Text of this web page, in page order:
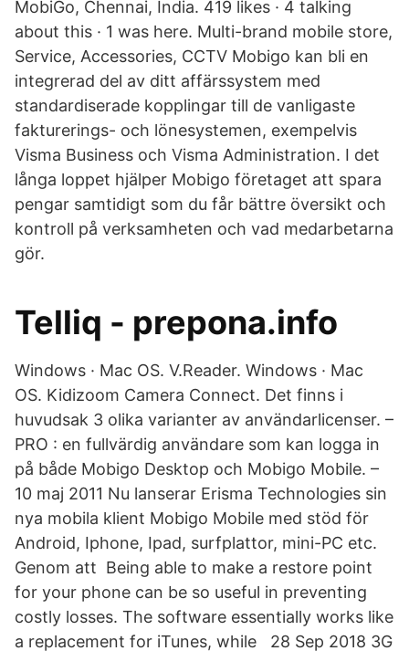
MobiGo, Chennai, India. 419 likes · 4 talking
about this · 1 was here. Multi-brand mobile store,
Service, Accessories, CCTV Mobigo kan bli en
integrerad del av ditt affärssystem med
standardiserade kopplingar till de vanligaste
fakturerings- och lönesystemen, exempelvis
Visma Business och Visma Administration. I det
långa loppet hjälper Mobigo företaget att spara
pengar samtidigt som du får bättre översikt och
kontroll på verksamheten och vad medarbetarna
gör.
Telliq - prepona.info
Windows · Mac OS. V.Reader. Windows · Mac
OS. Kidizoom Camera Connect. Det finns i
huvudsak 3 olika varianter av användarlicenser. –
PRO : en fullvärdig användare som kan logga in
på både Mobigo Desktop och Mobigo Mobile. –
10 maj 2011 Nu lanserar Erisma Technologies sin
nya mobila klient Mobigo Mobile med stöd för
Android, Iphone, Ipad, surfplattor, mini-PC etc.
Genom att Being able to make a restore point
for your phone can be so useful in preventing
costly losses. The software essentially works like
a replacement for iTunes, while 28 Sep 2018 3G